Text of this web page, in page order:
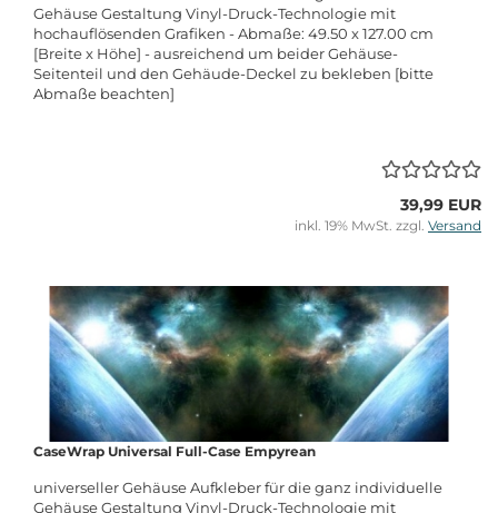
Gehäuse Gestaltung Vinyl-Druck-Technologie mit
hochauflösenden Grafiken - Abmaße: 49.50 x 127.00 cm
[Breite x Höhe] - ausreichend um beider Gehäuse-
Seitenteil und den Gehäude-Deckel zu bekleben [bitte
Abmaße beachten]
39,99 EUR
inkl. 19% MwSt. zzgl. Versand
CaseWrap Universal Full-Case Empyrean
universeller Gehäuse Aufkleber für die ganz individuelle
Gehäuse Gestaltung Vinyl-Druck-Technologie mit